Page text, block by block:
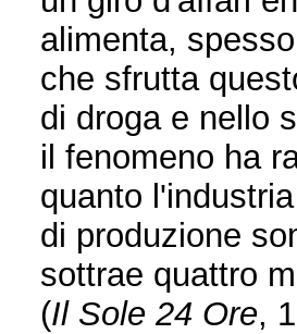
alimenta,
che sfrutta
di droga e nello
il fenomeno ha
quanto
di produzione
sottrae quattro
(Il Sole 24 Ore,